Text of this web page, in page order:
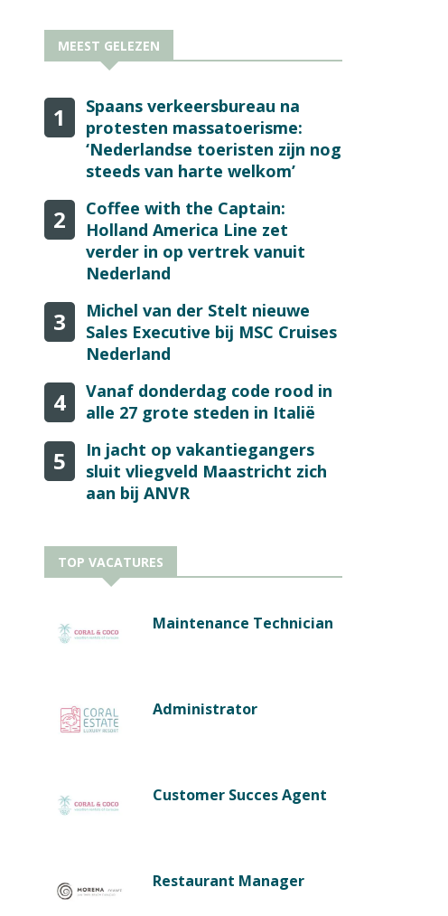
MEEST GELEZEN
1
Spaans verkeersbureau na
protesten massatoerisme:
‘Nederlandse toeristen zijn nog
steeds van harte welkom’
2
Coffee with the Captain:
Holland America Line zet
verder in op vertrek vanuit
Nederland
3
Michel van der Stelt nieuwe
Sales Executive bij MSC Cruises
Nederland
4
Vanaf donderdag code rood in
alle 27 grote steden in Italië
5
In jacht op vakantiegangers
sluit vliegveld Maastricht zich
aan bij ANVR
TOP VACATURES
Maintenance Technician
Administrator
Customer Succes Agent
Restaurant Manager